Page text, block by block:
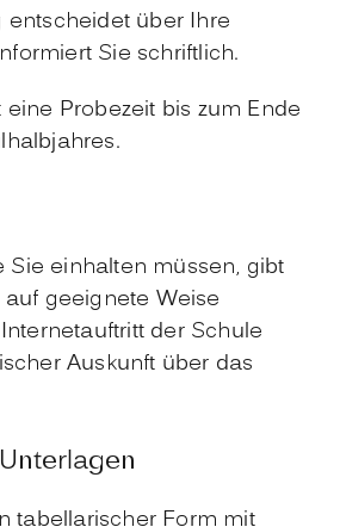
über Ihre
Sie schriftlich.
eine Probezeit bis zum Ende
Sie einhalten müssen, gibt
geeignete Weise
der Schule
Auskunft über das